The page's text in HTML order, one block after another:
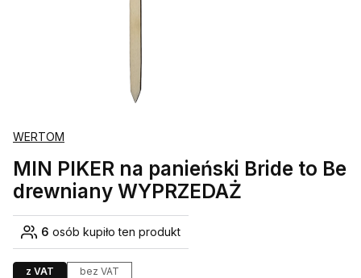
WERTOM
MIN PIKER na panieński Bride to Be
drewniany WYPRZEDAŻ
6 osób kupiło ten produkt
z VAT bez VAT